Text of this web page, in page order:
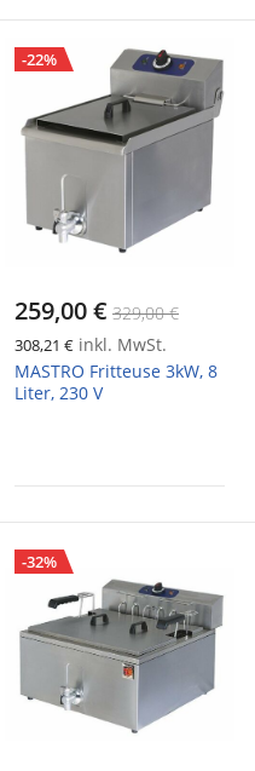
-22%
259,00 € 329,00 €
308,21 € inkl. MwSt.
MASTRO Fritteuse 3kW, 8
Liter, 230 V
-32%